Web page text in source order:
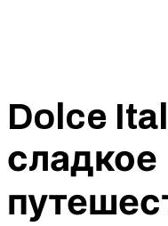
Dolce
сладкое